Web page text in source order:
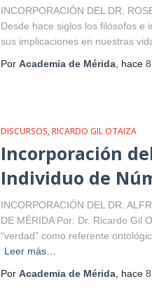
INCORPORACIÓN DEL DR.
Desde hace siglos los filósofos e
sus implicaciones en nuestras
Por Academia de Mérida , hace
DISCURSOS RICARDO GIL OTAIZA
Incorporación
Individuo de
INCORPORACIÓN DEL DR.
DE MÉRIDA Por: Dr. Ricardo Gil
“verdad” como referente
Leer más…
Por Academia de Mérida , hace